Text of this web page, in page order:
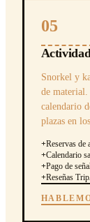
05
Snorkel y
de material.
calendario
plazas en
+Reservas de
+Calendario
+Pago de
+Reseñas